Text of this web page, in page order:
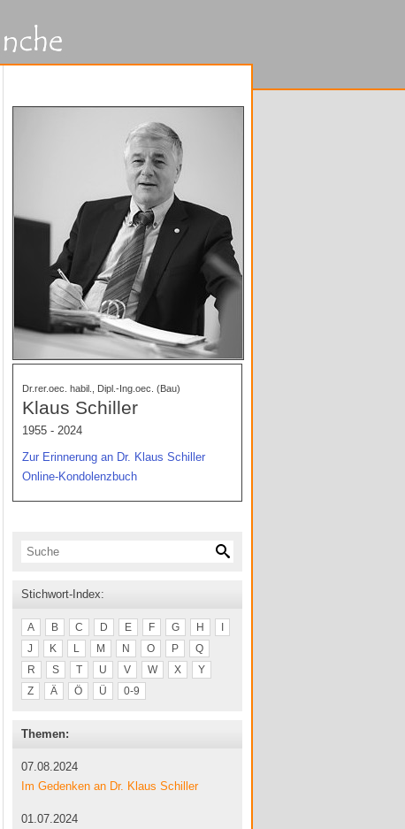
Dr.rer.oec. habil., Dipl.-Ing.oec. (Bau)
Klaus Schiller
1955 - 2024
Zur Erinnerung an Dr. Klaus Schiller
Online-Kondolenzbuch
Stichwort-Index:
A B C D E F G H
J
K L M N O P
Q
R
S T U V W X
Y
Z
Ä Ö Ü 0-9
Themen:
07.08.2024
Im Gedenken an Dr. Klaus Schiller
01.07.2024